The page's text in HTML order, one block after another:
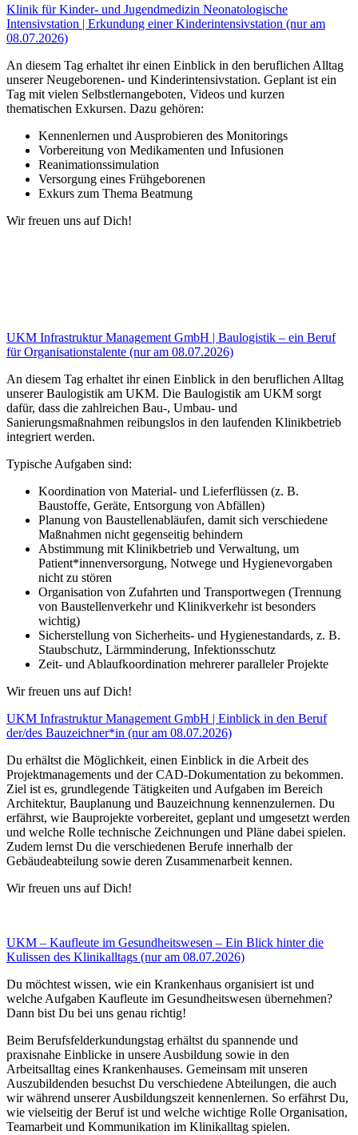
Klinik für Kinder- und Jugendmedizin Neonatologische
Intensivstation | Erkundung einer Kinderintensivstation (nur am
08.07.2026)
An diesem Tag erhaltet ihr einen Einblick in den beruflichen Alltag
unserer Neugeborenen- und Kinderintensivstation. Geplant ist ein
Tag mit vielen Selbstlernangeboten, Videos und kurzen
thematischen Exkursen. Dazu gehören:
Kennenlernen und Ausprobieren des Monitorings
Vorbereitung von Medikamenten und Infusionen
Reanimationssimulation
Versorgung eines Frühgeborenen
Exkurs zum Thema Beatmung
Wir freuen uns auf Dich!
UKM Infrastruktur Management GmbH | Baulogistik – ein Beruf
für Organisationstalente (nur am 08.07.2026)
An diesem Tag erhaltet ihr einen Einblick in den beruflichen Alltag
unserer Baulogistik am UKM. Die Baulogistik am UKM sorgt
dafür, dass die zahlreichen Bau-, Umbau- und
Sanierungsmaßnahmen reibungslos in den laufenden Klinikbetrieb
integriert werden.
Typische Aufgaben sind:
Koordination von Material- und Lieferflüssen (z. B.
Baustoffe, Geräte, Entsorgung von Abfällen)
Planung von Baustellenabläufen, damit sich verschiedene
Maßnahmen nicht gegenseitig behindern
Abstimmung mit Klinikbetrieb und Verwaltung, um
Patient*innenversorgung, Notwege und Hygienevorgaben
nicht zu stören
Organisation von Zufahrten und Transportwegen (Trennung
von Baustellenverkehr und Klinikverkehr ist besonders
wichtig)
Sicherstellung von Sicherheits- und Hygienestandards, z. B.
Staubschutz, Lärmminderung, Infektionsschutz
Zeit- und Ablaufkoordination mehrerer paralleler Projekte
Wir freuen uns auf Dich!
UKM Infrastruktur Management GmbH | Einblick in den Beruf
der/des Bauzeichner*in (nur am 08.07.2026)
Du erhältst die Möglichkeit, einen Einblick in die Arbeit des
Projektmanagements und der CAD-Dokumentation zu bekommen.
Ziel ist es, grundlegende Tätigkeiten und Aufgaben im Bereich
Architektur, Bauplanung und Bauzeichnung kennenzulernen. Du
erfährst, wie Bauprojekte vorbereitet, geplant und umgesetzt werden
und welche Rolle technische Zeichnungen und Pläne dabei spielen.
Zudem lernst Du die verschiedenen Berufe innerhalb der
Gebäudeabteilung sowie deren Zusammenarbeit kennen.
Wir freuen uns auf Dich!
UKM – Kaufleute im Gesundheitswesen – Ein Blick hinter die
Kulissen des Klinikalltags (nur am 08.07.2026)
Du möchtest wissen, wie ein Krankenhaus organisiert ist und
welche Aufgaben Kaufleute im Gesundheitswesen übernehmen?
Dann bist Du bei uns genau richtig!
Beim Berufsfelderkundungstag erhältst du spannende und
praxisnahe Einblicke in unsere Ausbildung sowie in den
Arbeitsalltag eines Krankenhauses. Gemeinsam mit unseren
Auszubildenden besuchst Du verschiedene Abteilungen, die auch
wir während unserer Ausbildungszeit kennenlernen. So erfährst Du,
wie vielseitig der Beruf ist und welche wichtige Rolle Organisation,
Teamarbeit und Kommunikation im Klinikalltag spielen.